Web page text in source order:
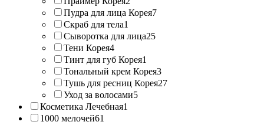
Пудра для лица Корея7
Скраб для тела1
Сыворотка для лица25
Тени Корея4
Тинт для губ Корея1
Тональный крем Корея3
Тушь для ресниц Корея27
Уход за волосами5
Косметика Лечебная1
1000 мелочей61